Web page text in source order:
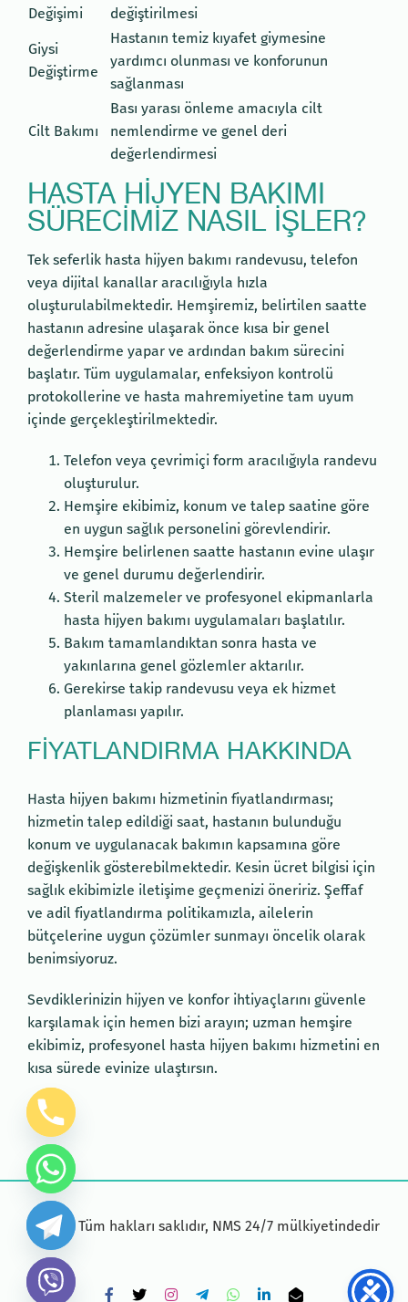
Değişimi
değiştirilmesi
Giysi
Değiştirme
Hastanın temiz kıyafet giymesine
yardımcı olunması ve konforunun
sağlanması
Cilt Bakımı
Bası yarası önleme amacıyla cilt
nemlendirme ve genel deri
değerlendirmesi
HASTA HIJYEN BAKIMI
SÜRECIMIZ NASIL İŞLER?
Tek seferlik hasta hijyen bakımı randevusu, telefon
veya dijital kanallar aracılığıyla hızla
oluşturulabilmektedir. Hemşiremiz, belirtilen saatte
hastanın adresine ulaşarak önce kısa bir genel
değerlendirme yapar ve ardından bakım sürecini
başlatır. Tüm uygulamalar, enfeksiyon kontrolü
protokollerine ve hasta mahremiyetine tam uyum
içinde gerçekleştirilmektedir.
Telefon veya çevrimiçi form aracılığıyla randevu
oluşturulur.
Hemşire ekibimiz, konum ve talep saatine göre
en uygun sağlık personelini görevlendirir.
Hemşire belirlenen saatte hastanın evine ulaşır
ve genel durumu değerlendirir.
Steril malzemeler ve profesyonel ekipmanlarla
hasta hijyen bakımı uygulamaları başlatılır.
Bakım tamamlandıktan sonra hasta ve
yakınlarına genel gözlemler aktarılır.
Gerekirse takip randevusu veya ek hizmet
planlaması yapılır.
FIYATLANDIRMA HAKKINDA
Hasta hijyen bakımı hizmetinin fiyatlandırması;
hizmetin talep edildiği saat, hastanın bulunduğu
konum ve uygulanacak bakımın kapsamına göre
değişkenlik gösterebilmektedir. Kesin ücret bilgisi için
sağlık ekibimizle iletişime geçmenizi öneririz. Şeffaf
ve adil fiyatlandırma politikamızla, ailelerin
bütçelerine uygun çözümler sunmayı öncelik olarak
benimsiyoruz.
Sevdiklerinizin hijyen ve konfor ihtiyaçlarını güvenle
karşılamak için hemen bizi arayın; uzman hemşire
ekibimiz, profesyonel hasta hijyen bakımı hizmetini en
kısa sürede evinize ulaştırsın.
©2026 Tüm hakları saklıdır, NMS 24/7 mülkiyetindedir
Facebook
X InstagramTelegramWhatsApp
LinkedInEmail